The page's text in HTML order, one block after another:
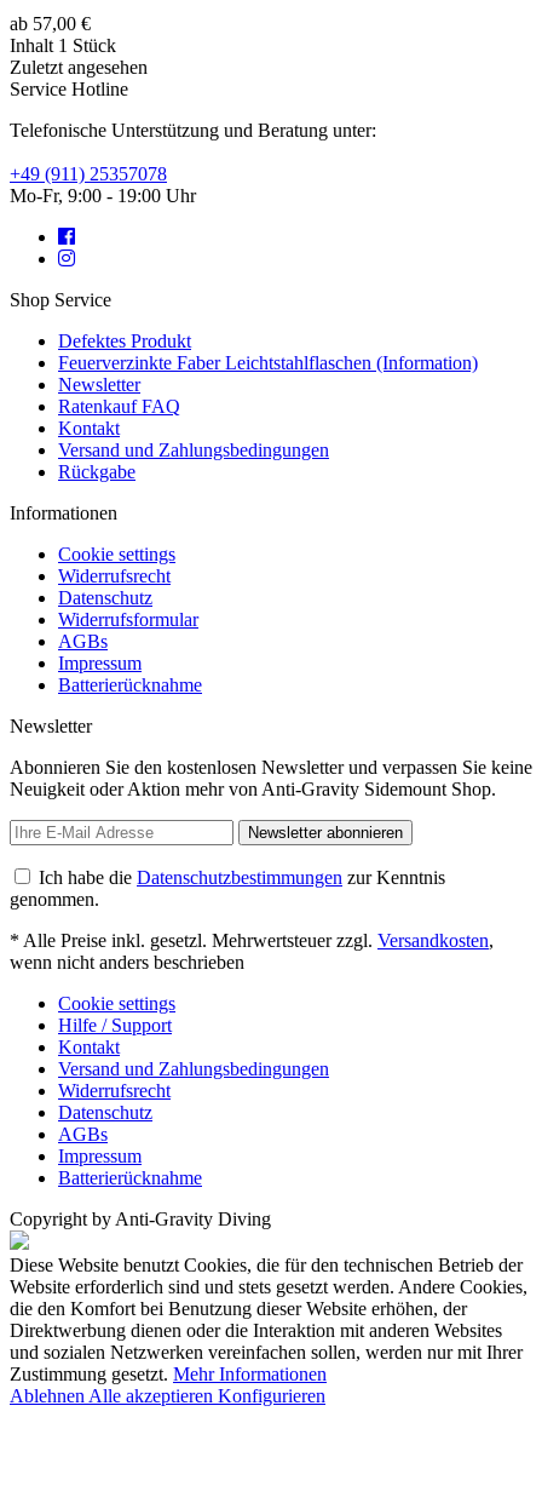
ab 57,00 €
Inhalt 1 Stück
Zuletzt angesehen
Service Hotline
Telefonische Unterstützung und Beratung unter:
+49 (911) 25357078
Mo-Fr, 9:00 - 19:00 Uhr
Shop Service
Defektes Produkt
Feuerverzinkte Faber Leichtstahlflaschen (Information)
Newsletter
Ratenkauf FAQ
Kontakt
Versand und Zahlungsbedingungen
Rückgabe
Informationen
Cookie settings
Widerrufsrecht
Datenschutz
Widerrufsformular
AGBs
Impressum
Batterierücknahme
Newsletter
Abonnieren Sie den kostenlosen Newsletter und verpassen Sie keine
Neuigkeit oder Aktion mehr von Anti-Gravity Sidemount Shop.
Newsletter abonnieren
Ich habe die Datenschutzbestimmungen zur Kenntnis
genommen.
* Alle Preise inkl. gesetzl. Mehrwertsteuer zzgl. Versandkosten,
wenn nicht anders beschrieben
Cookie settings
Hilfe / Support
Kontakt
Versand und Zahlungsbedingungen
Widerrufsrecht
Datenschutz
AGBs
Impressum
Batterierücknahme
Copyright by Anti-Gravity Diving
Diese Website benutzt Cookies, die für den technischen Betrieb der
Website erforderlich sind und stets gesetzt werden. Andere Cookies,
die den Komfort bei Benutzung dieser Website erhöhen, der
Direktwerbung dienen oder die Interaktion mit anderen Websites
und sozialen Netzwerken vereinfachen sollen, werden nur mit Ihrer
Zustimmung gesetzt. Mehr Informationen
Ablehnen Alle akzeptieren Konfigurieren